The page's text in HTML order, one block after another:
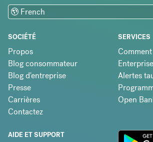
SOCIÉTÉ
Propos
Blog consommateur
Blog d'entreprise
Presse
Carrières
Contactez
SERVICES
Enterprise
Alertes
Open
AIDE ET SUPPORT